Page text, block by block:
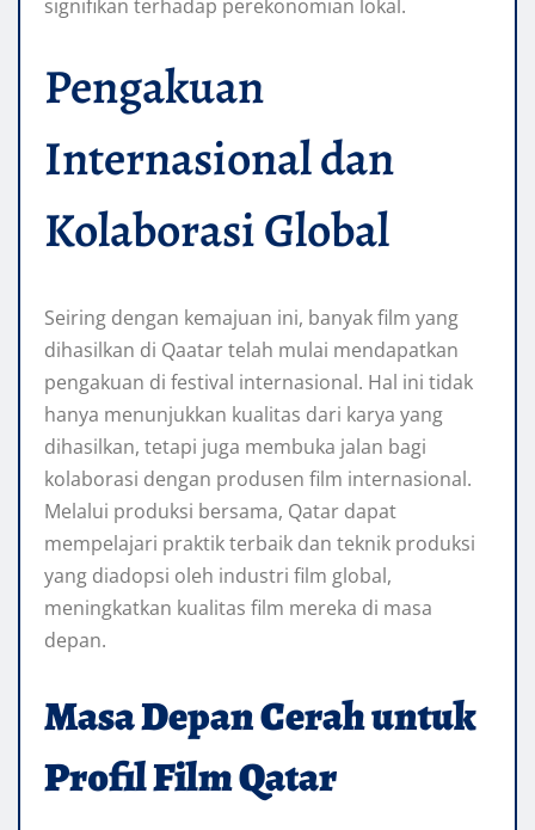
signifikan terhadap perekonomian lokal.
Pengakuan
Internasional dan
Kolaborasi Global
Seiring dengan kemajuan ini, banyak film yang
dihasilkan di Qaatar telah mulai mendapatkan
pengakuan di festival internasional. Hal ini tidak
hanya menunjukkan kualitas dari karya yang
dihasilkan, tetapi juga membuka jalan bagi
kolaborasi dengan produsen film internasional.
Melalui produksi bersama, Qatar dapat
mempelajari praktik terbaik dan teknik produksi
yang diadopsi oleh industri film global,
meningkatkan kualitas film mereka di masa
depan.
Masa Depan Cerah untuk
Profil Film Qatar